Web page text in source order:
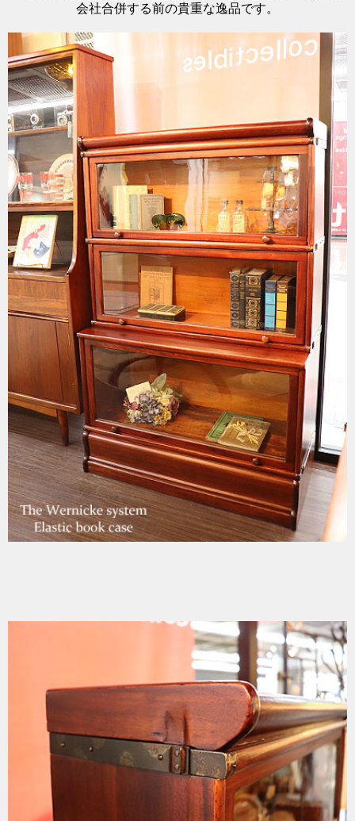
会社合併する前の貴重な逸品です。